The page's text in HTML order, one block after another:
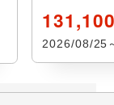
2026/08/25